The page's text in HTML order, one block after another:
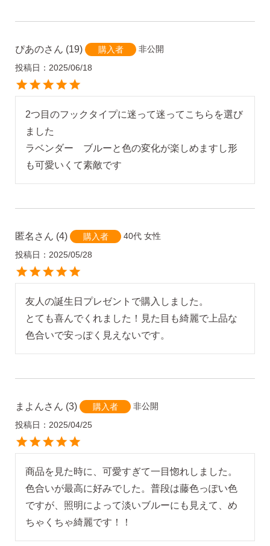
ぴあの 19 購入者
非公開
投稿日
2025/06/18
2つ目のフックタイプに迷って迷ってこちらを選び
ました
ラベンダー　ブルーと色の変化が楽しめますし形
も可愛いくて素敵です
匿名 4 購入者 40代 女性
投稿日
2025/05/28
友人の誕生日プレゼントで購入しました。
とても喜んでくれました！見た目も綺麗で上品な
色合いで安っぽく見えないです。
まよん 3 購入者
非公開
投稿日
2025/04/25
商品を見た時に、可愛すぎて一目惚れしました。
色合いが最高に好みでした。普段は藤色っぽい色
ですが、照明によって淡いブルーにも見えて、め
ちゃくちゃ綺麗です！！